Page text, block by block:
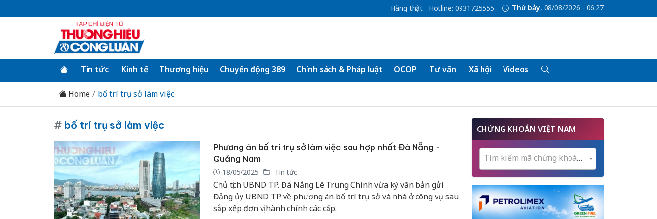
Hàng thật Hotline: 0931725555 Thứ bảy, 08/08/2026 - 06:27
Tin tức Kinh tế Thương hiệu Chuyển động 389 Chính sách & Pháp luật OCOP Tư vấn Xã hội Videos
Home bố trí trụ sở làm việc
# bố trí trụ sở làm việc
Phương án bố trí trụ sở làm việc sau hợp nhất Đà Nẵng -
Quảng Nam
18/05/2025 Tin tức
Chủ tịch UBND TP. Đà Nẵng Lê Trung Chinh vừa ký văn bản gửi
Đảng ủy UBND TP về phương án bố trí trụ sở và nhà ở công vụ sau
sắp xếp đơn vị hành chính các cấp.
CHỨNG KHOÁN VIỆT NAM
Tìm kiếm mã chứng khoán...